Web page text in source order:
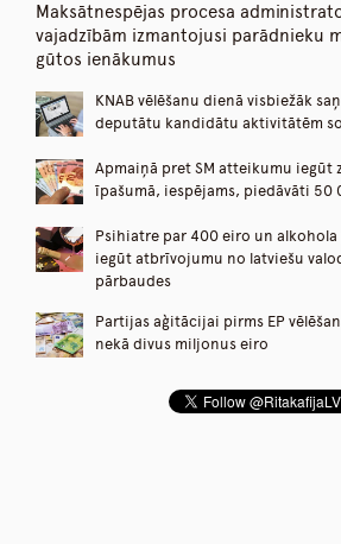
Maksātnespējas procesa
vajadzībām izmantojusi parādnieku
gūtos ienākumus
KNAB vēlēšanu dienā visbiežāk
deputātu kandidātu aktivitātēm
Apmaiņā pret SM atteikumu iegūt
īpašumā, iespējams, piedāvāti 50
Psihiatre par 400 eiro un
iegūt atbrīvojumu no latviešu
pārbaudes
Partijas aģitācijai pirms EP
nekā divus miljonus eiro